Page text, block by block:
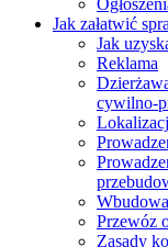
Jak załatwić
Jak
Reklama
cywilno-
Przewóz
Zasady